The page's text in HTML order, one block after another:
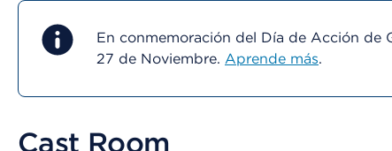
En conmemoración del Día de Acción de
27 de Noviembre. Aprende más.
Cast Room